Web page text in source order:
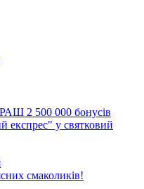
2 500 000 бонусів
експрес" у святковий
смаколиків!